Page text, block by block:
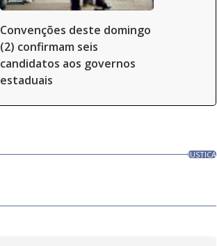
Convenções deste domingo
(2) confirmam seis
candidatos aos governos
estaduais
JUSTICA